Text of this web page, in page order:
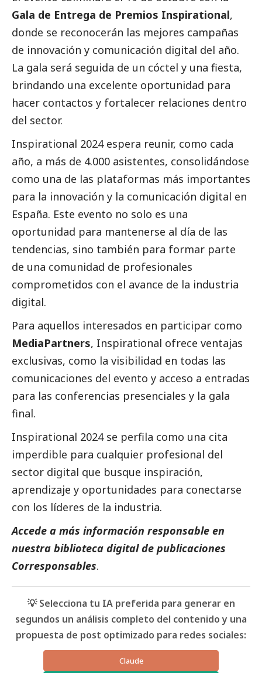
Gala de Entrega de Premios Inspirational,
donde se reconocerán las mejores campañas
de innovación y comunicación digital del año.
La gala será seguida de un cóctel y una fiesta,
brindando una excelente oportunidad para
hacer contactos y fortalecer relaciones dentro
del sector.
Inspirational 2024 espera reunir, como cada
año, a más de 4.000 asistentes, consolidándose
como una de las plataformas más importantes
para la innovación y la comunicación digital en
España. Este evento no solo es una
oportunidad para mantenerse al día de las
tendencias, sino también para formar parte
de una comunidad de profesionales
comprometidos con el avance de la industria
digital.
Para aquellos interesados en participar como
MediaPartners, Inspirational ofrece ventajas
exclusivas, como la visibilidad en todas las
comunicaciones del evento y acceso a entradas
para las conferencias presenciales y la gala
final.
Inspirational 2024 se perfila como una cita
imperdible para cualquier profesional del
sector digital que busque inspiración,
aprendizaje y oportunidades para conectarse
con los líderes de la industria.
Accede a más información responsable en
nuestra biblioteca digital de publicaciones
Corresponsables.
💡 Selecciona tu IA preferida para generar en
segundos un análisis completo del contenido y una
propuesta de post optimizado para redes sociales:
Claude